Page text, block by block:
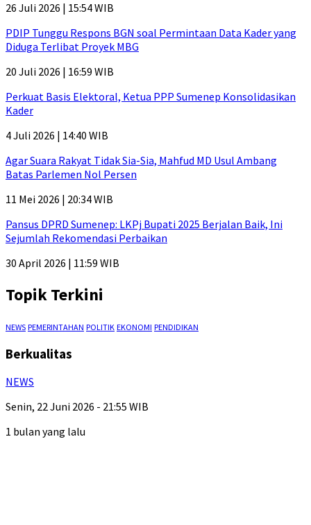
26 Juli 2026 | 15:54 WIB
PDIP Tunggu Respons BGN soal Permintaan Data Kader yang
Diduga Terlibat Proyek MBG
20 Juli 2026 | 16:59 WIB
Perkuat Basis Elektoral, Ketua PPP Sumenep Konsolidasikan
Kader
4 Juli 2026 | 14:40 WIB
Agar Suara Rakyat Tidak Sia-Sia, Mahfud MD Usul Ambang
Batas Parlemen Nol Persen
11 Mei 2026 | 20:34 WIB
Pansus DPRD Sumenep: LKPj Bupati 2025 Berjalan Baik, Ini
Sejumlah Rekomendasi Perbaikan
30 April 2026 | 11:59 WIB
Topik Terkini
NEWS PEMERINTAHAN POLITIK EKONOMI PENDIDIKAN
Berkualitas
NEWS
Senin, 22 Juni 2026 - 21:55 WIB
1 bulan yang lalu